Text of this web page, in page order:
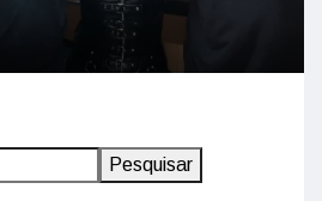
Pesquisar